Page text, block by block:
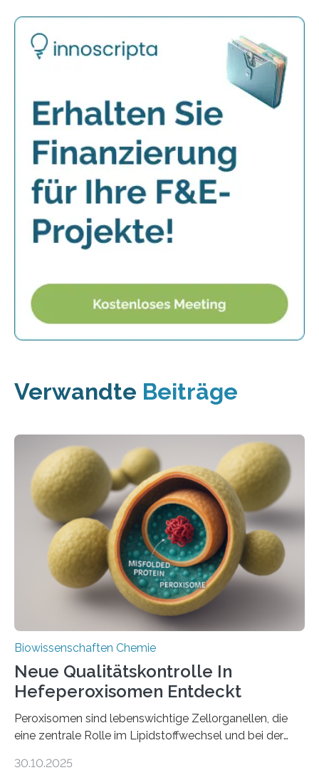
Verwandte Beiträge
Biowissenschaften Chemie
Neue Qualitätskontrolle In
Hefeperoxisomen Entdeckt
Peroxisomen sind lebenswichtige Zellorganellen, die
eine zentrale Rolle im Lipidstoffwechsel und bei der
erfüllen können, müssen zahlreiche Enzyme präzise in
30.10.2025